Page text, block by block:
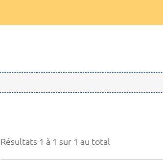
Résultats 1 à 1 sur 1 au total